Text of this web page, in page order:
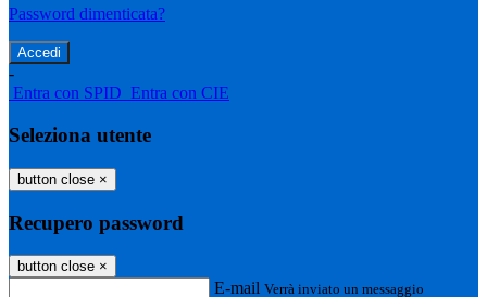
Password dimenticata?
-
Entra con SPID Entra con CIE
Seleziona utente
button close ×
Recupero password
button close ×
E-mail Verrà inviato un messaggio